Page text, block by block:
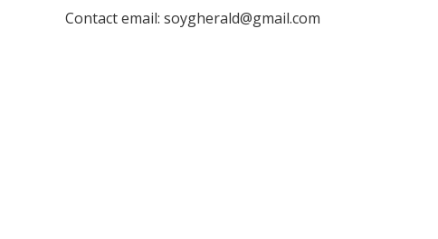
Contact email: soygherald@gmail.com